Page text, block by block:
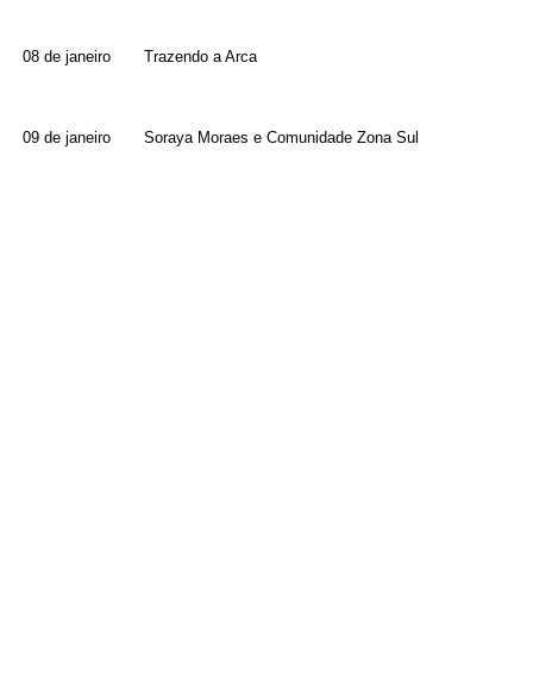
08 de janeiro Trazendo a Arca
09 de janeiro Soraya Moraes e Comunidade Zona Sul